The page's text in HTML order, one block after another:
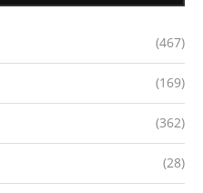
(467)
(169)
(362)
(28)